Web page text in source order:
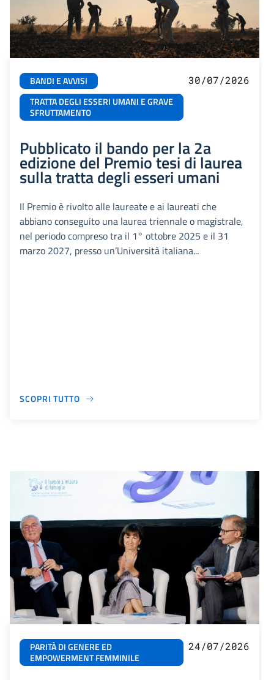
BANDI E AVVISI
TRATTA DEGLI ESSERI UMANI E GRAVE
SFRUTTAMENTO
30/07/2026
Pubblicato il bando per la 2a
edizione del Premio tesi di laurea
sulla tratta degli esseri umani
Il Premio è rivolto alle laureate e ai laureati che
abbiano conseguito una laurea triennale o magistrale,
nel periodo compreso tra il 1° ottobre 2025 e il 31
marzo 2027, presso un’Università italiana...
SCOPRI TUTTO
PARITÀ DI GENERE ED
EMPOWERMENT FEMMINILE
24/07/2026